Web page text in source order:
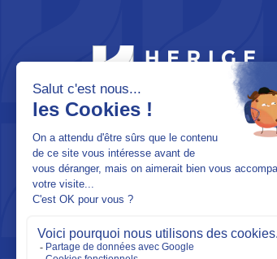
BX TWO – 10 Rue Augustin Fresnel
PA de la Bretonnière – 85600
MONTAIGU-VENDÉE
Nous contacter
Nous suivre sur